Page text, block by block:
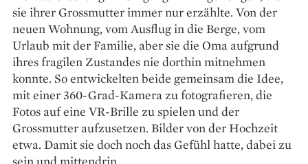
sie ihrer Grossmutter immer nur erzählte. Von der
neuen Wohnung, vom Ausflug in die Berge, vom
Urlaub mit der Familie, aber sie die Oma aufgrund
ihres fragilen Zustandes nie dorthin mitnehmen
konnte. So entwickelten beide gemeinsam die Idee,
mit einer 360-Grad-Kamera zu fotografieren, die
Fotos auf eine VR-Brille zu spielen und der
Grossmutter aufzusetzen. Bilder von der Hochzeit
etwa. Damit sie doch noch das Gefühl hatte, dabei zu
sein und mittendrin.